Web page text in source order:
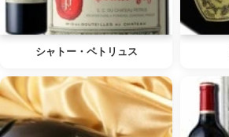
シャトー・ペトリュス